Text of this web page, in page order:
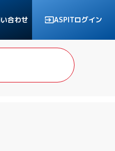
合わせ ASPITログイン